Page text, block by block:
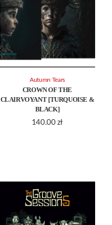
CROWN OF THE
CLAIRVOYANT [TURQUOISE &
BLACK]
140.00 zł
Autumn Tears